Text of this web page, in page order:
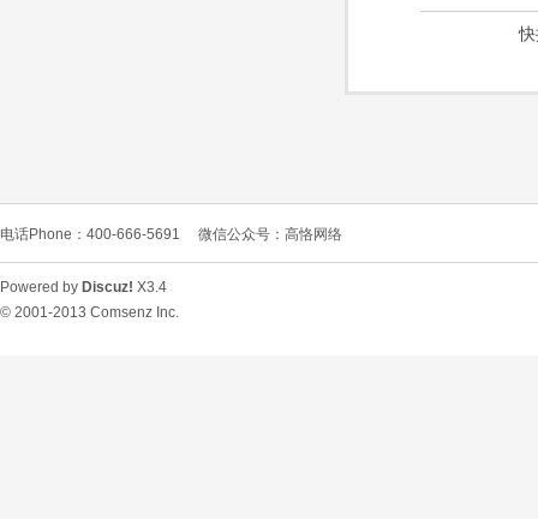
电话Phone：400-666-5691 微信公众号：高恪网络
Powered by Discuz! X3.4
© 2001-2013 Comsenz Inc.